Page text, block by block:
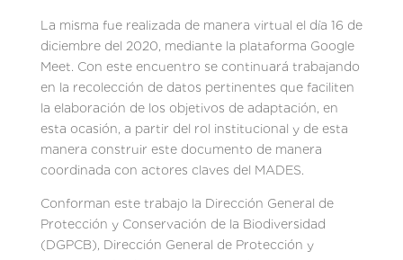
La misma fue realizada de manera virtual el día 16 de
diciembre del 2020, mediante la plataforma Google
Meet. Con este encuentro se continuará trabajando
en la recolección de datos pertinentes que faciliten
la elaboración de los objetivos de adaptación, en
esta ocasión, a partir del rol institucional y de esta
manera construir este documento de manera
coordinada con actores claves del MADES.
Conforman este trabajo la Dirección General de
Protección y Conservación de la Biodiversidad
(DGPCB), Dirección General de Protección y